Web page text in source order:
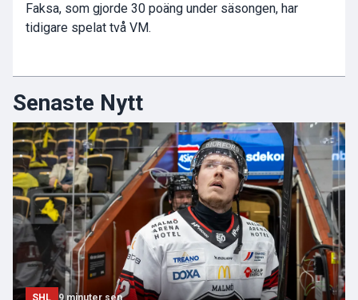
Faksa, som gjorde 30 poäng under säsongen, har
tidigare spelat två VM.
Senaste Nytt